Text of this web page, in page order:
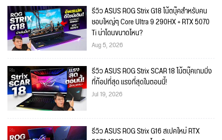
รีวิว ASUS ROG Strix G18 โน้ตบุ๊คสำหรับคน
ชอบใหญ่ๆ Core Ultra 9 290HX + RTX 5070
Ti น่าโดนขนาดไหน?
Aug 5, 2026
รีวิว ASUS ROG Strix SCAR 18 โน้ตบุ๊คเกมมิ่ง
ที่ท้อปที่สุด แรงที่สุดในตอนนี้!
Jul 19, 2026
รีวิว ASUS ROG Strix G16 สเปคใหม่ RTX